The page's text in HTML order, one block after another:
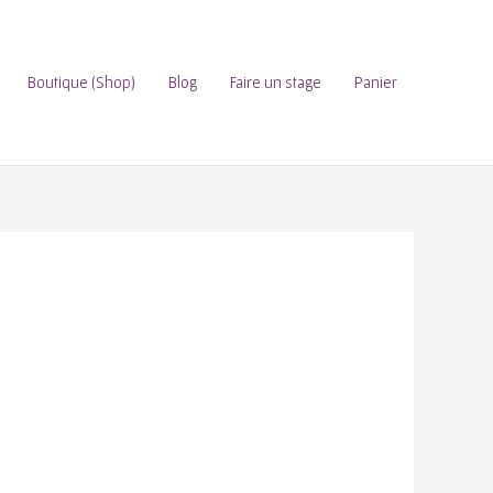
Boutique (Shop) Blog Faire un stage Panier